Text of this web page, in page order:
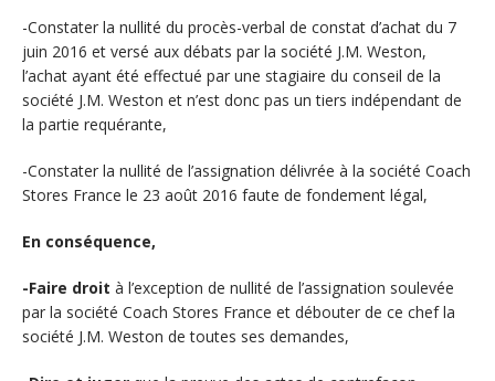
-Constater la nullité du procès-verbal de constat d’achat du 7
juin 2016 et versé aux débats par la société J.M. Weston,
l’achat ayant été effectué par une stagiaire du conseil de la
société J.M. Weston et n’est donc pas un tiers indépendant de
la partie requérante,
-Constater la nullité de l’assignation délivrée à la société Coach
Stores France le 23 août 2016 faute de fondement légal,
En conséquence,
-Faire droit à l’exception de nullité de l’assignation soulevée
par la société Coach Stores France et débouter de ce chef la
société J.M. Weston de toutes ses demandes,